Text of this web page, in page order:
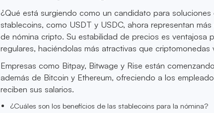
¿Qué está surgiendo como un candidato para
stablecoins, como USDT y USDC, ahora representan
de nómina cripto. Su estabilidad de precios es ventajosa
regulares, haciéndolas más atractivas que criptomonedas
Empresas como Bitpay, Bitwage y Rise están
además de Bitcoin y Ethereum, ofreciendo a los
reciben sus salarios.
¿Cuáles son los beneficios de las stablecoins para la nómina?